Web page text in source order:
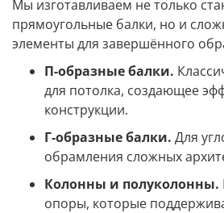
Мы изготавливаем не только
прямоугольные балки, но и
элементы для завершённого
П-образные балки.
для потолка, создающее
конструкции.
Г-образные балки. Для
обрамления сложных
Колонны и полуколонны.
опоры, которые